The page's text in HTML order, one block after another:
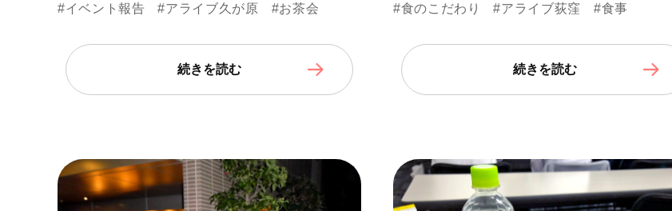
#イベント報告 #アライブ久が原 #お茶会
続きを読む
#食のこだわり #アライブ荻窪 #食事
続きを読む